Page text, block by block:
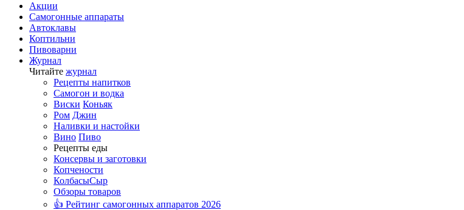
Акции
Самогонные аппараты
Автоклавы
Коптильни
Пивоварни
Журнал
Читайте журнал
Рецепты напитков
Самогон и водка
Виски Коньяк
Ром Джин
Наливки и настойки
Вино Пиво
Рецепты еды
Консервы и заготовки
Копчености
КолбасыСыр
Обзоры товаров
👍 Рейтинг самогонных аппаратов 2026